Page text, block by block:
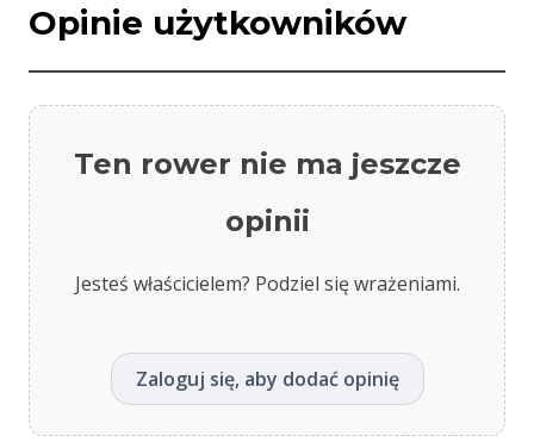
Opinie użytkowników
Ten rower nie ma jeszcze
opinii
Jesteś właścicielem? Podziel się wrażeniami.
Zaloguj się, aby dodać opinię